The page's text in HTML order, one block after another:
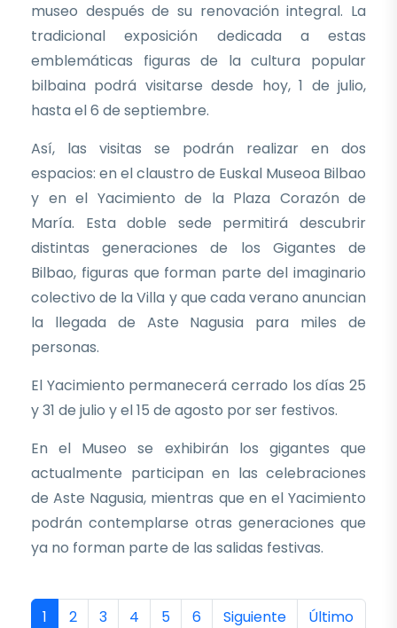
museo después de su renovación integral. La
tradicional exposición dedicada a estas
emblemáticas figuras de la cultura popular
bilbaina podrá visitarse desde hoy, 1 de julio,
hasta el 6 de septiembre.
Así, las visitas se podrán realizar en dos
espacios: en el claustro de Euskal Museoa Bilbao
y en el Yacimiento de la Plaza Corazón de
María. Esta doble sede permitirá descubrir
distintas generaciones de los Gigantes de
Bilbao, figuras que forman parte del imaginario
colectivo de la Villa y que cada verano anuncian
la llegada de Aste Nagusia para miles de
personas.
El Yacimiento permanecerá cerrado los días 25
y 31 de julio y el 15 de agosto por ser festivos.
En el Museo se exhibirán los gigantes que
actualmente participan en las celebraciones
de Aste Nagusia, mientras que en el Yacimiento
podrán contemplarse otras generaciones que
ya no forman parte de las salidas festivas.
Paginación
Página actual
1 Página
2 Página
3 Página
4 Página
5 Página
6 Siguiente página
Siguiente
Última
Último